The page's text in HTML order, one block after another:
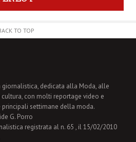
TO TOP
giornalistica, dedicata alla Moda, alle
con molti reportage video e
settimane della moda.
G. Porro
registrata al n. 65 , il 15/02/2010